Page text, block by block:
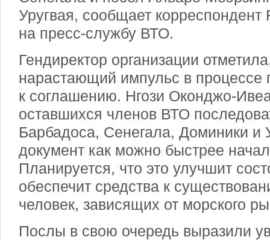
Уругвая, сообщает
на пресс-службу ВТО.
Гендиректор организации
нарастающий импульс в процессе
к соглашению. Нгози Оконджо-
оставшихся членов ВТО
Барбадоса, Сенегала, Доминики и
документ как можно быстрее
Планируется, что это улучшит
обеспечит средства к
человек, зависящих от морского
Послы в свою очередь выразили